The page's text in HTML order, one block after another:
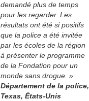
demandé plus de temps
pour les regarder. Les
résultats ont été si positifs
que la police a été invitée
par les écoles de la région
à présenter le programme
de la Fondation pour un
monde sans drogue. »
Département de la police,
Texas, États-Unis